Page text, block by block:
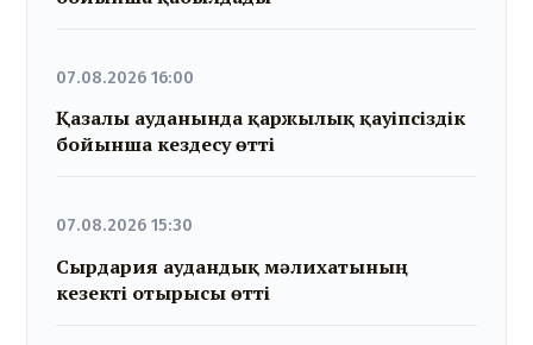
07.08.2026 16:00
Қазалы ауданында қаржылық қауіпсіздік
бойынша кездесу өтті
07.08.2026 15:30
Сырдария аудандық мәлихатының
кезекті отырысы өтті